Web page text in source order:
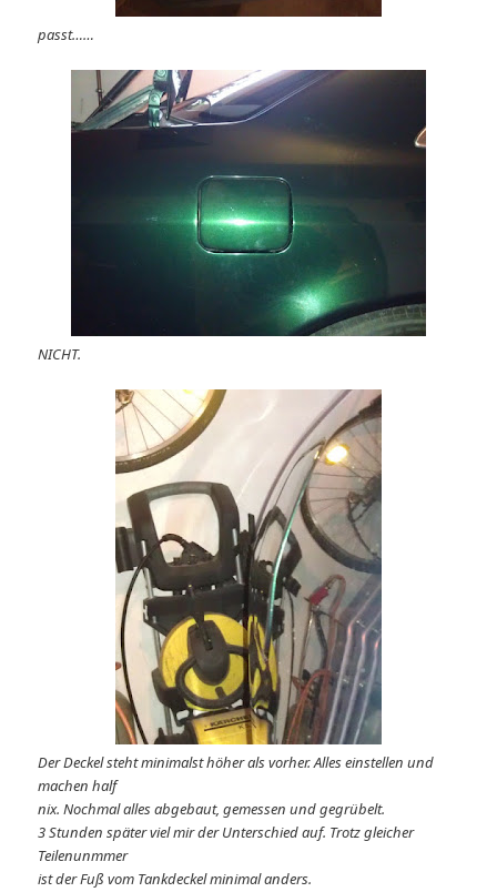
passt……
NICHT.
Der Deckel steht minimalst höher als vorher. Alles einstellen und
machen half
nix. Nochmal alles abgebaut, gemessen und gegrübelt.
3 Stunden später viel mir der Unterschied auf. Trotz gleicher
Teilenunmmer
ist der Fuß vom Tankdeckel minimal anders.